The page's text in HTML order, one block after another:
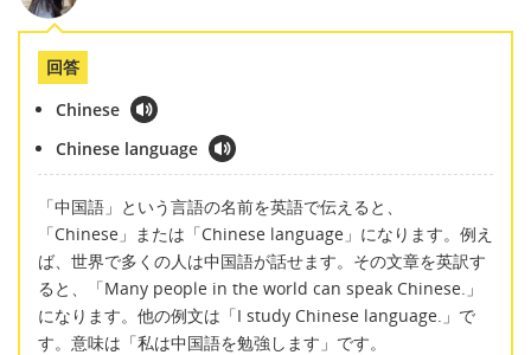
回答
Chinese
Chinese language
「中国語」という言語の名前を英語で伝えると、
「Chinese」または「Chinese language」になります。例え
ば、世界で多くの人は中国語が話せます。その文章を英訳す
ると、「Many people in the world can speak Chinese.」
になります。他の例文は「I study Chinese language.」で
す。意味は「私は中国語を勉強します」です。